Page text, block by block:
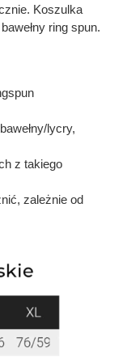
Koszulka
ring spun.
lycry,
z takiego
zależnie od